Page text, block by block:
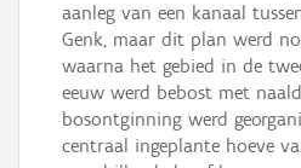
aanleg van een kanaal
Genk, maar dit plan werd
waarna het gebied in de
eeuw werd bebost met
bosontginning werd
centraal ingeplante hoeve